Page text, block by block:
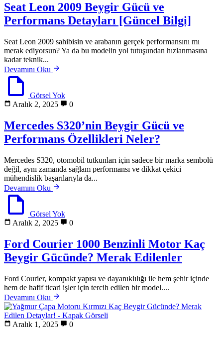
Seat Leon 2009 Beygir Gücü ve
Performans Detayları [Güncel Bilgi]
Seat Leon 2009 sahibisin ve arabanın gerçek performansını mı
merak ediyorsun? Ya da bu modelin yol tutuşundan hızlanmasına
kadar teknik...
Devamını Oku
Görsel Yok
Aralık 2, 2025
0
Mercedes S320’nin Beygir Gücü ve
Performans Özellikleri Neler?
Mercedes S320, otomobil tutkunları için sadece bir marka sembolü
değil, aynı zamanda sağlam performansı ve dikkat çekici
mühendislik başarılarıyla da...
Devamını Oku
Görsel Yok
Aralık 2, 2025
0
Ford Courier 1000 Benzinli Motor Kaç
Beygir Gücünde? Merak Edilenler
Ford Courier, kompakt yapısı ve dayanıklılığı ile hem şehir içinde
hem de hafif ticari işler için tercih edilen bir model....
Devamını Oku
Aralık 1, 2025 0